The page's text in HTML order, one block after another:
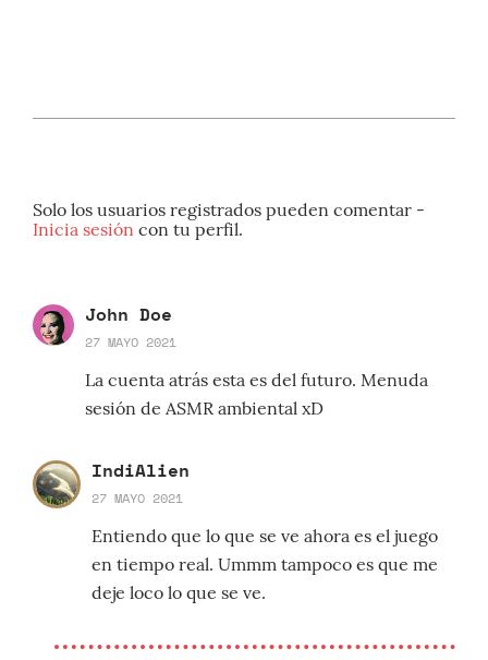
Solo los usuarios registrados pueden comentar -
Inicia sesión con tu perfil.
John Doe
27 MAYO 2021
La cuenta atrás esta es del futuro. Menuda
sesión de ASMR ambiental xD
IndiAlien
27 MAYO 2021
Entiendo que lo que se ve ahora es el juego
en tiempo real. Ummm tampoco es que me
deje loco lo que se ve.